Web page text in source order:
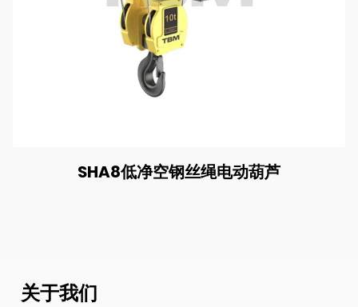
SHA8低净空钢丝绳电动葫芦
关于我们